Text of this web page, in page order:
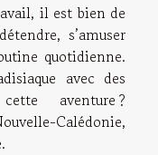
il est bien de
s’amuser
quotidienne.
avec des
aventure ?
Calédonie,